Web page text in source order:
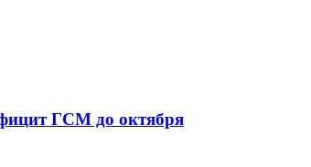
ГСМ до октября